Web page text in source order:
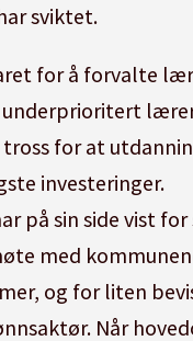
sviktet.
for å forvalte
underprioritert
for at
investeringer.
på sin side vist
med
og for liten
Når